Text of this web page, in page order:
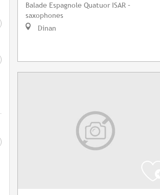
Balade Espagnole Quatuor ISAR –
saxophones
Dinan